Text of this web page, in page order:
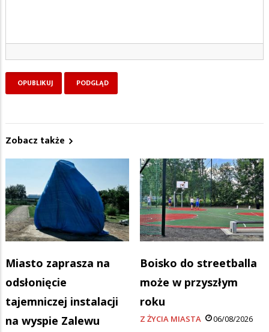
Zobacz także
Miasto zaprasza na
odsłonięcie
tajemniczej instalacji
na wyspie Zalewu
Boisko do streetballa
może w przyszłym
roku
Z ŻYCIA MIASTA 06/08/2026